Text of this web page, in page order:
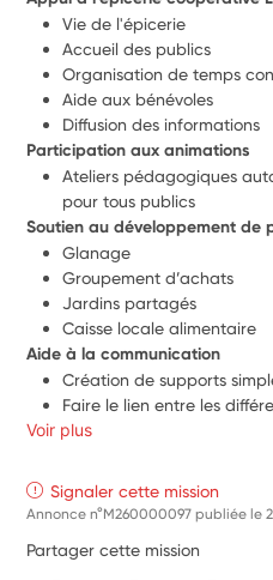
Vie de l'épicerie
Accueil des publics
Organisation de temps
Aide aux bénévoles
Diffusion des informations
Participation aux animations
Ateliers pédagogiques
pour tous publics
Soutien au développement de
Glanage
Groupement d’achats
Jardins partagés
Caisse locale alimentaire
Aide à la communication
Création de supports
Faire le lien entre les
Voir plus
Signaler cette mission
Annonce n°M260000097 publiée le
Partager cette mission